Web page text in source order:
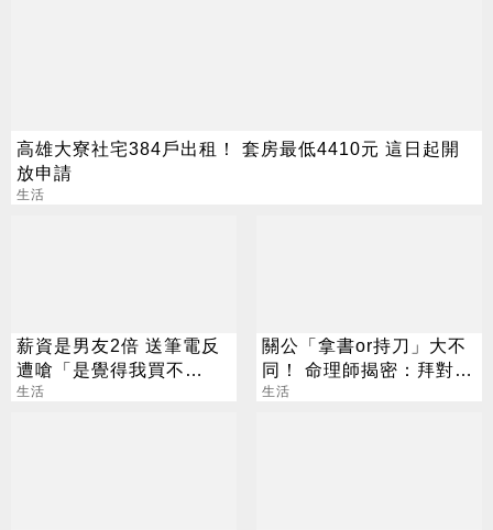
高雄大寮社宅384戶出租！ 套房最低4410元 這日起開
放申請
生活
薪資是男友2倍 送筆電反
遭嗆「是覺得我買不
起」？ 網齊勸快逃
生活
關公「拿書or持刀」大不
同！ 命理師揭密：拜對大
加分、拜錯恐虧本
生活